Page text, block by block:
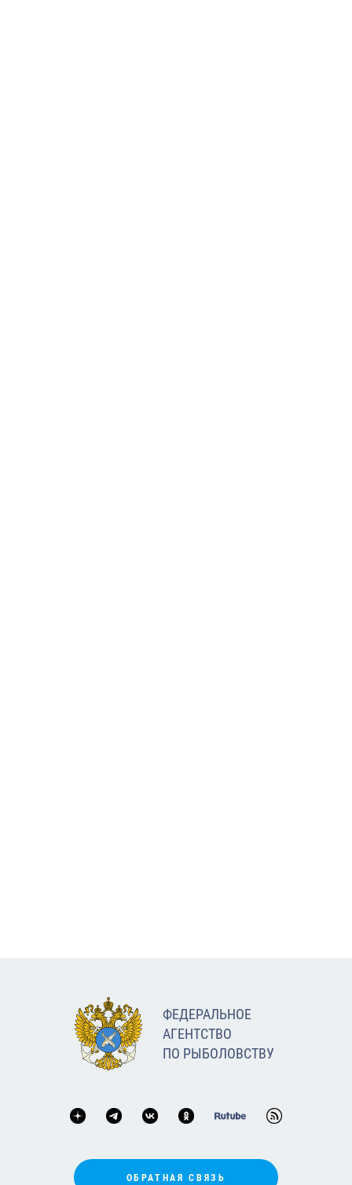
ФЕДЕРАЛЬНОЕ
АГЕНТСТВО
ПО РЫБОЛОВСТВУ
ОБРАТНАЯ СВЯЗЬ